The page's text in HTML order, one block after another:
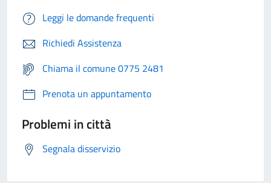
Leggi le domande frequenti
Richiedi Assistenza
Chiama il comune 0775 2481
Prenota un appuntamento
Problemi in città
Segnala disservizio